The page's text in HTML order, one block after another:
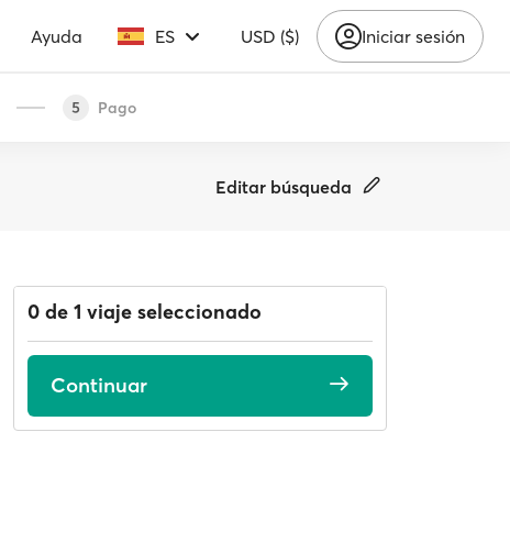
Ayuda ES USD ($) Iniciar sesión
5 Pago
Editar búsqueda
0 de 1 viaje seleccionado
Continuar